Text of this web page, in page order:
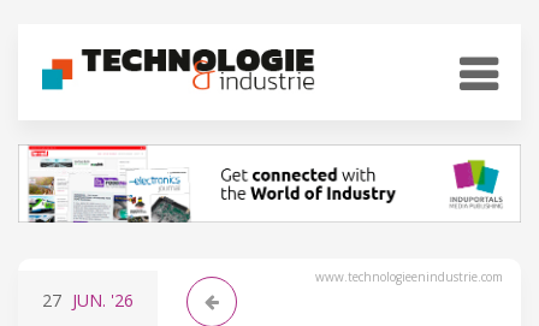
www.technologieenindustrie.com
27 JUN. '26